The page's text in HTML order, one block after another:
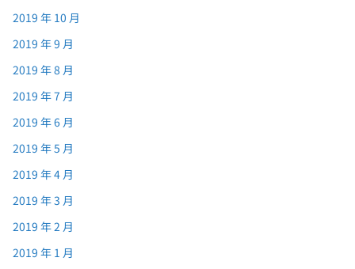
2019 年 10 月
2019 年 9 月
2019 年 8 月
2019 年 7 月
2019 年 6 月
2019 年 5 月
2019 年 4 月
2019 年 3 月
2019 年 2 月
2019 年 1 月